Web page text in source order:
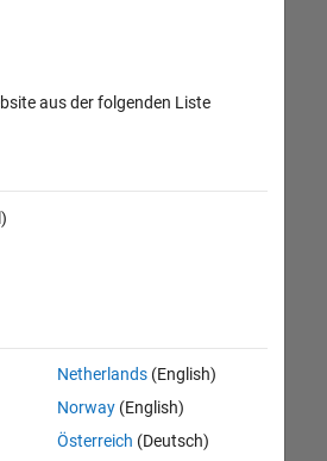
aus der folgenden Liste
Netherlands(English)
Norway(English)
Österreich (Deutsch)